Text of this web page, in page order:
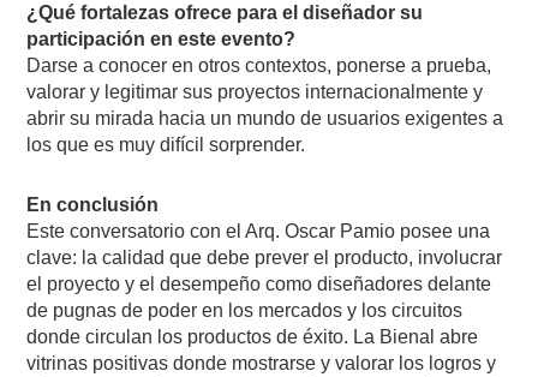
¿Qué fortalezas ofrece para el diseñador su
participación en este evento?
Darse a conocer en otros contextos, ponerse a prueba,
valorar y legitimar sus proyectos internacionalmente y
abrir su mirada hacia un mundo de usuarios exigentes a
los que es muy difícil sorprender.
En conclusión
Este conversatorio con el Arq. Oscar Pamio posee una
clave: la calidad que debe prever el producto, involucrar
el proyecto y el desempeño como diseñadores delante
de pugnas de poder en los mercados y los circuitos
donde circulan los productos de éxito. La Bienal abre
vitrinas positivas donde mostrarse y valorar los logros y